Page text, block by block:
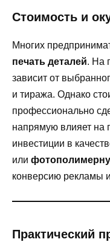
Стоимость и
Многих
печать деталей. На
зависит от
и тиража. Однако
профессионально
напрямую влияет
инвестиции в
или
конверсию рекламы
Практический